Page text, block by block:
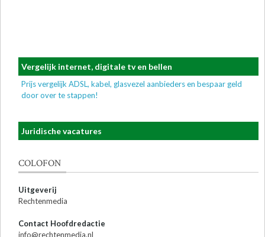
Vergelijk internet, digitale tv en bellen
Prijs vergelijk ADSL, kabel, glasvezel aanbieders en bespaar geld
door over te stappen!
Juridische vacatures
COLOFON
Uitgeverij
Rechtenmedia
Contact Hoofdredactie
info@rechtenmedia.nl